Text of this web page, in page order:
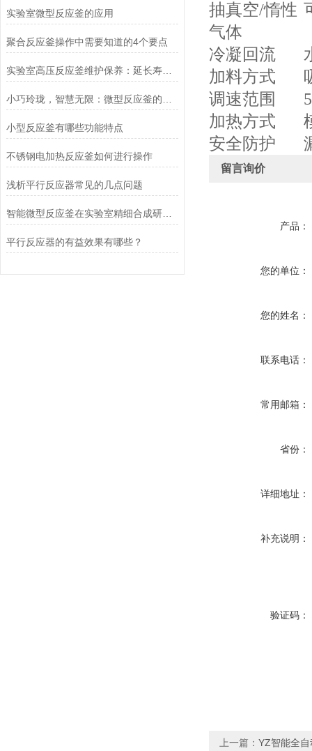
实验室微型反应釜的应用
聚合反应釜操作中需要知道的4个要点
实验室高压反应釜维护保养：延长寿命的关键技巧
小型反应釜有哪些功能特点
不锈钢电加热反应釜如何进行操作
浅析平行反应器常见的几点问题
智能微型反应釜在实验室精细合成研发中的应用与优势
平行反应器的有益效果有哪些？
抽真空/惰性
气体
冷凝回流
加料方式
调速范围
加热方式
安全防护
留言询价
产品：
您的单位：
您的姓名：
联系电话：
常用邮箱：
省份：
详细地址：
补充说明：
验证码：
上一篇： YZ智能全